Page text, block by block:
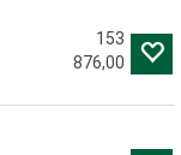
153
876,00